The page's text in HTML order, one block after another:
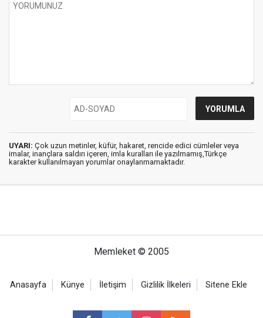
UYARI: Çok uzun metinler, küfür, hakaret, rencide edici cümleler veya
imalar, inançlara saldırı içeren, imla kuralları ile yazılmamış,Türkçe
karakter kullanılmayan yorumlar onaylanmamaktadır.
Memleket © 2005
Anasayfa Künye İletişim Gizlilik İlkeleri Sitene Ekle